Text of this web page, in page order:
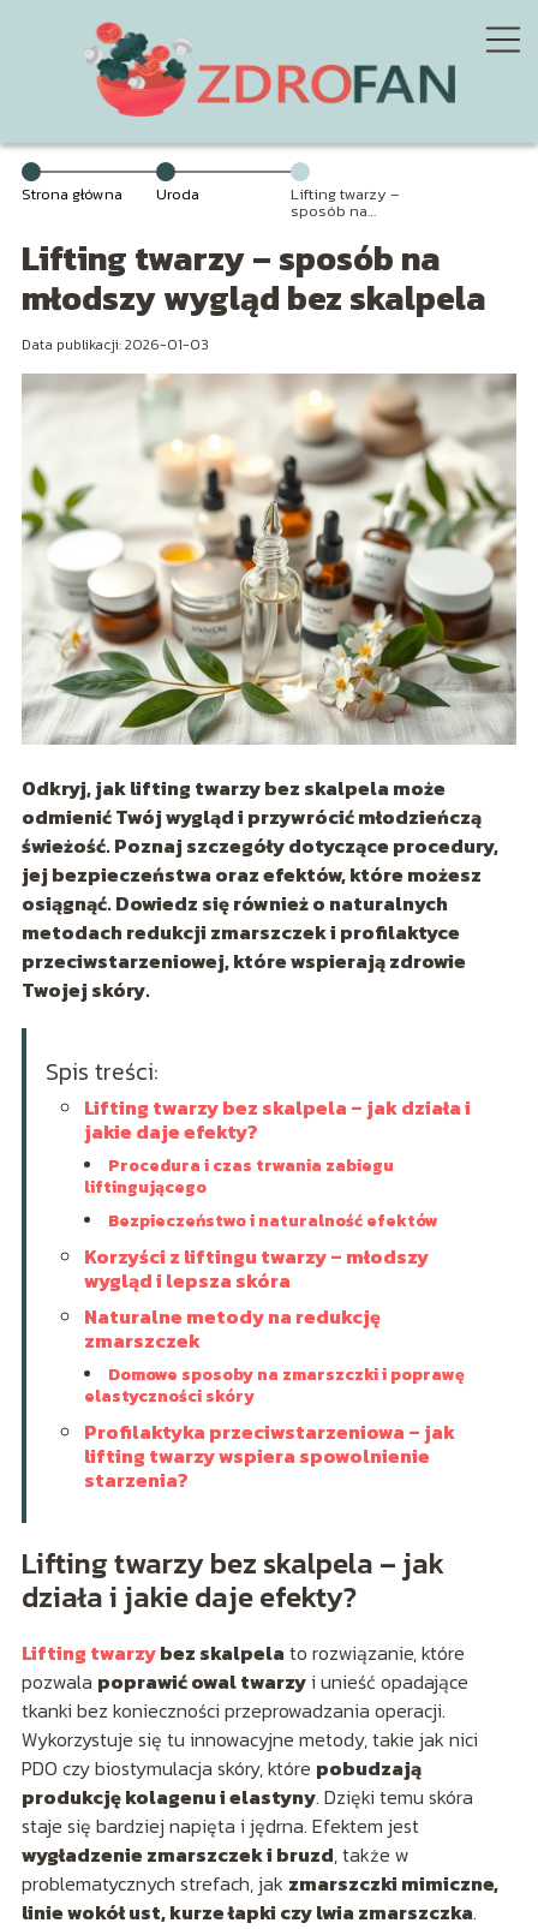
Strona główna Uroda Lifting twarzy –
sposób na
bez skalpela
Lifting twarzy – sposób na
młodszy wygląd bez skalpela
Data publikacji: 2026-01-03
Odkryj, jak lifting twarzy bez skalpela może
odmienić Twój wygląd i przywrócić młodzieńczą
świeżość. Poznaj szczegóły dotyczące procedury,
jej bezpieczeństwa oraz efektów, które możesz
osiągnąć. Dowiedz się również o naturalnych
metodach redukcji zmarszczek i profilaktyce
przeciwstarzeniowej, które wspierają zdrowie
Twojej skóry.
Spis treści:
Lifting twarzy bez skalpela – jak działa i
jakie daje efekty?
Procedura i czas trwania zabiegu
liftingującego
Bezpieczeństwo i naturalność efektów
Korzyści z liftingu twarzy – młodszy
wygląd i lepsza skóra
Naturalne metody na redukcję
zmarszczek
Domowe sposoby na zmarszczki i poprawę
elastyczności skóry
Profilaktyka przeciwstarzeniowa – jak
lifting twarzy wspiera spowolnienie
starzenia?
Lifting twarzy bez skalpela – jak
działa i jakie daje efekty?
Lifting twarzybez skalpela to rozwiązanie, które
pozwala poprawić owal twarzyi unieść opadające
tkanki bez konieczności przeprowadzania operacji.
Wykorzystuje się tu innowacyjne metody, takie jak nici
PDO czy biostymulacja skóry, które pobudzają
produkcję kolagenu i elastyny. Dzięki temu skóra
staje się bardziej napięta i jędrna. Efektem jest
wygładzenie zmarszczek i bruzd, także w
problematycznych strefach, jak zmarszczki mimiczne,
linie wokół ust, kurze łapki czy lwia zmarszczka.